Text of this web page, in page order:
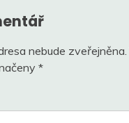
nebude zveřejněna.
*